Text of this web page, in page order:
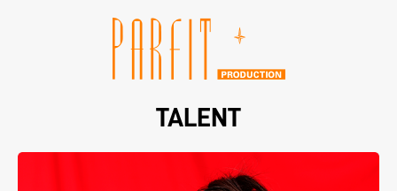
TALENT